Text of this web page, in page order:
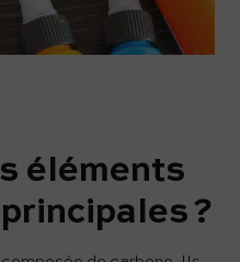
éléments
?